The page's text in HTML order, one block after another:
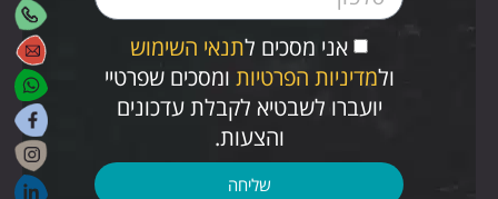
אני מסכים לתנאי השימוש
ולמדיניות הפרטיות ומסכים שפרטיי
יועברו לשבטיא לקבלת עדכונים
והצעות.
שליחה